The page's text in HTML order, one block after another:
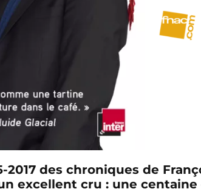
2017 des chroniques de
excellent cru : une